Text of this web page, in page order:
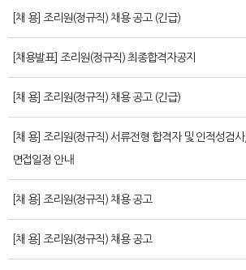
[채 용] 조리원(정규직) 채용 공고 (긴급)
[채용발표] 조리원(정규직) 최종합격자공지
[채 용] 조리원(정규직) 채용 공고 (긴급)
[채 용] 조리원(정규직) 서류전형 합격자 및 인적성검사,
면접일정 안내
[채 용] 조리원(정규직) 채용 공고
[채 용] 조리원(정규직) 채용 공고